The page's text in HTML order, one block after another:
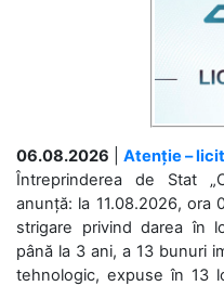
06.08.2026
Atenție –
Întreprinderea de Stat
anunță: la 11.08.2026, ora
strigare privind darea în
până la 3 ani, a 13 bunuri
tehnologic, expuse în 13